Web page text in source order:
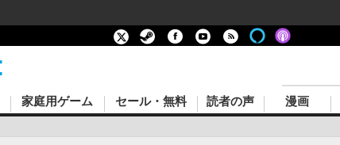
家庭用ゲーム セール・無料 読者の声 漫画